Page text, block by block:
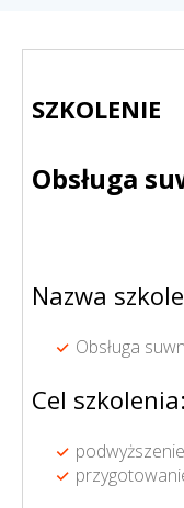
SZKOLENIE
Obsługa
Nazwa
Obsługa
Cel szkolenia: